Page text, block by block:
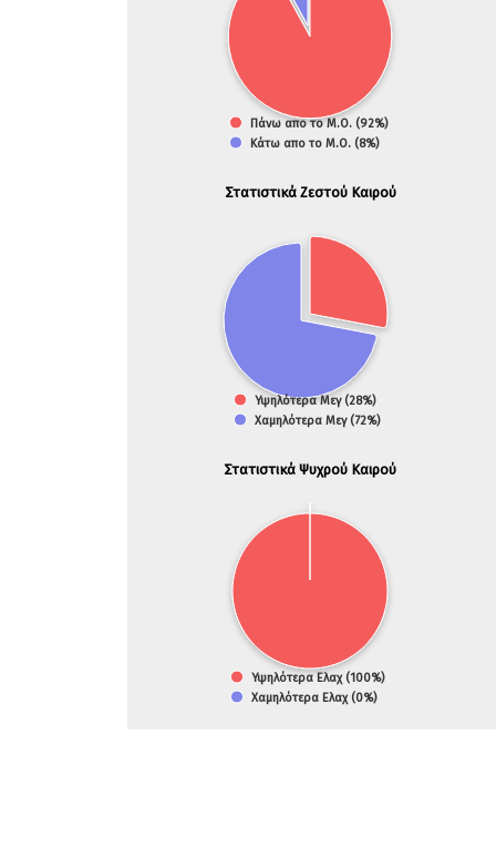
Πάνω απο το Μ.Ο. (92%)
Κάτω απο το Μ.Ο. (8%)
Στατιστικά Ζεστού Καιρού
Υψηλότερα Μεγ (28%)
Χαμηλότερα Μεγ (72%)
Στατιστικά Ψυχρού Καιρού
Υψηλότερα Ελαχ (100%)
Χαμηλότερα Ελαχ (0%)